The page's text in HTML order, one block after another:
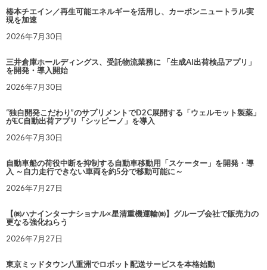
椿本チエイン／再生可能エネルギーを活用し、カーボンニュートラル実
現を加速
2026年7月30日
三井倉庫ホールディングス、受託物流業務に 「生成AI出荷検品アプリ」
を開発・導入開始
2026年7月30日
“独自開発こだわり”のサプリメントでD2C展開する「ウェルモット製薬」
がEC自動出荷アプリ「シッピーノ」を導入
2026年7月30日
自動車船の荷役中断を抑制する自動車移動用「スケーター」を開発・導
入 ～自力走行できない車両を約5分で移動可能に～
2026年7月27日
【㈱ハナインターナショナル×星清重機運輸㈱】グループ会社で販売力の
更なる強化ねらう
2026年7月27日
東京ミッドタウン八重洲でロボット配送サービスを本格始動